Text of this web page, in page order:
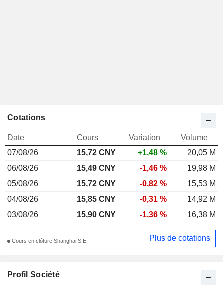
Profil Société
Cotations
Date Cours Variation
Volume
07/08/26
15,72 CNY +1,48 %
20,05 M
06/08/26
15,49 CNY -1,46 %
19,98 M
05/08/26
15,72 CNY -0,82 %
15,53 M
04/08/26
15,85 CNY -0,31 %
14,92 M
03/08/26
15,90 CNY -1,36 % 16,38 M
Cours en clôture Shanghai S.E. Plus de cotations